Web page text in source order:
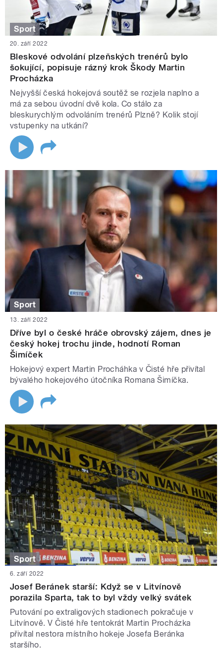
Sport
20. září 2022
Bleskové odvolání plzeňských trenérů bylo
šokující, popisuje rázný krok Škody Martin
Procházka
Nejvyšší česká hokejová soutěž se rozjela naplno a
má za sebou úvodní dvě kola. Co stálo za
bleskurychlým odvoláním trenérů Plzně? Kolik stojí
vstupenky na utkání?
Sport
13. září 2022
Dříve byl o české hráče obrovský zájem, dnes je
český hokej trochu jinde, hodnotí Roman
Šimíček
Hokejový expert Martin Procháhka v Čisté hře přivítal
bývalého hokejového útočníka Romana Šimíčka.
Sport
6. září 2022
Josef Beránek starší: Když se v Litvínově
porazila Sparta, tak to byl vždy velký svátek
Putování po extraligových stadionech pokračuje v
Litvínově. V Čisté hře tentokrát Martin Procházka
přivítal nestora místního hokeje Josefa Beránka
staršího.